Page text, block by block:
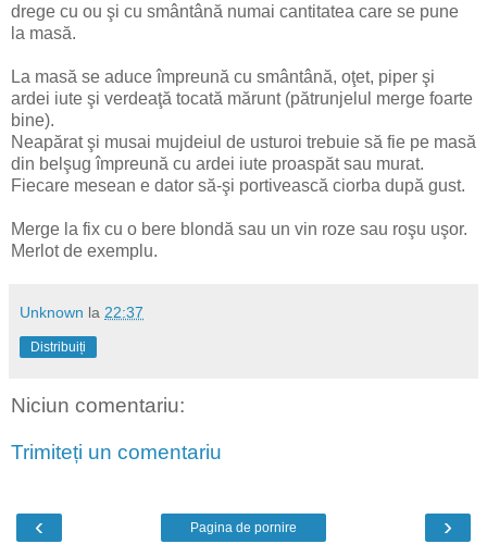
drege cu ou şi cu smântână numai cantitatea care se pune
la masă.
La masă se aduce împreună cu smântână, oţet, piper şi
ardei iute şi verdeaţă tocată mărunt (pătrunjelul merge foarte
bine).
Neapărat şi musai mujdeiul de usturoi trebuie să fie pe masă
din belşug împreună cu ardei iute proaspăt sau murat.
Fiecare mesean e dator să-şi portivească ciorba după gust.
Merge la fix cu o bere blondă sau un vin roze sau roşu uşor.
Merlot de exemplu.
Unknown la 22:37
Distribuiți
Niciun comentariu:
Trimiteți un comentariu
‹ ›
Pagina de pornire